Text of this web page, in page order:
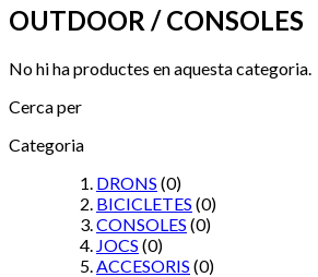
OUTDOOR / CONSOLES
No hi ha productes en aquesta categoria.
Cerca per
Categoria
DRONS (0)
BICICLETES (0)
CONSOLES (0)
JOCS (0)
ACCESORIS (0)